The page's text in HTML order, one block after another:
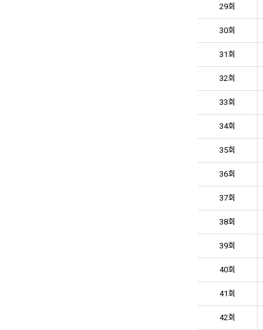
29회
30회
31회
32회
33회
34회
35회
36회
37회
38회
39회
40회
41회
42회